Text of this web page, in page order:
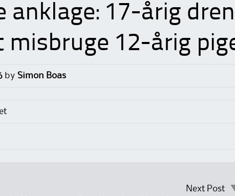
anklage: 17-årig
misbruge 12-årig
by Simon Boas
Next Post